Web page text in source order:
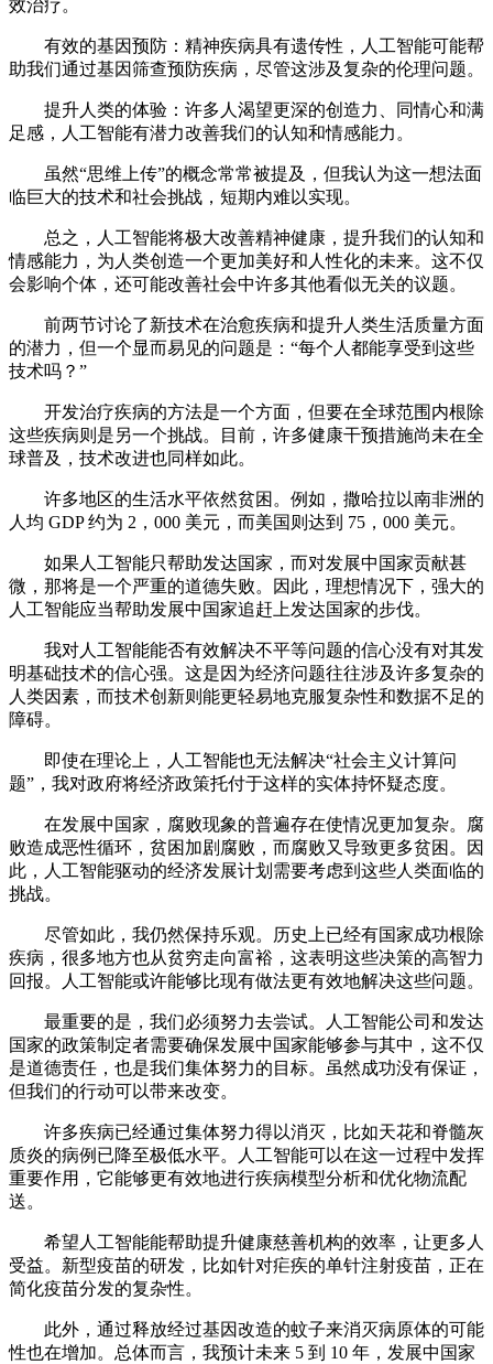
效治疗。
有效的基因预防：精神疾病具有遗传性，人工智能可能帮
助我们通过基因筛查预防疾病，尽管这涉及复杂的伦理问题。
提升人类的体验：许多人渴望更深的创造力、同情心和满
足感，人工智能有潜力改善我们的认知和情感能力。
虽然“思维上传”的概念常常被提及，但我认为这一想法面
临巨大的技术和社会挑战，短期内难以实现。
总之，人工智能将极大改善精神健康，提升我们的认知和
情感能力，为人类创造一个更加美好和人性化的未来。这不仅
会影响个体，还可能改善社会中许多其他看似无关的议题。
前两节讨论了新技术在治愈疾病和提升人类生活质量方面
的潜力，但一个显而易见的问题是：“每个人都能享受到这些
技术吗？”
开发治疗疾病的方法是一个方面，但要在全球范围内根除
这些疾病则是另一个挑战。目前，许多健康干预措施尚未在全
球普及，技术改进也同样如此。
许多地区的生活水平依然贫困。例如，撒哈拉以南非洲的
人均 GDP 约为 2，000 美元，而美国则达到 75，000 美元。
如果人工智能只帮助发达国家，而对发展中国家贡献甚
微，那将是一个严重的道德失败。因此，理想情况下，强大的
人工智能应当帮助发展中国家追赶上发达国家的步伐。
我对人工智能能否有效解决不平等问题的信心没有对其发
明基础技术的信心强。这是因为经济问题往往涉及许多复杂的
人类因素，而技术创新则能更轻易地克服复杂性和数据不足的
障碍。
即使在理论上，人工智能也无法解决“社会主义计算问
题”，我对政府将经济政策托付于这样的实体持怀疑态度。
在发展中国家，腐败现象的普遍存在使情况更加复杂。腐
败造成恶性循环，贫困加剧腐败，而腐败又导致更多贫困。因
此，人工智能驱动的经济发展计划需要考虑到这些人类面临的
挑战。
尽管如此，我仍然保持乐观。历史上已经有国家成功根除
疾病，很多地方也从贫穷走向富裕，这表明这些决策的高智力
回报。人工智能或许能够比现有做法更有效地解决这些问题。
最重要的是，我们必须努力去尝试。人工智能公司和发达
国家的政策制定者需要确保发展中国家能够参与其中，这不仅
是道德责任，也是我们集体努力的目标。虽然成功没有保证，
但我们的行动可以带来改变。
许多疾病已经通过集体努力得以消灭，比如天花和脊髓灰
质炎的病例已降至极低水平。人工智能可以在这一过程中发挥
重要作用，它能够更有效地进行疾病模型分析和优化物流配
送。
希望人工智能能帮助提升健康慈善机构的效率，让更多人
受益。新型疫苗的研发，比如针对疟疾的单针注射疫苗，正在
简化疫苗分发的复杂性。
此外，通过释放经过基因改造的蚊子来消灭病原体的可能
性也在增加。总体而言，我预计未来 5 到 10 年，发展中国家